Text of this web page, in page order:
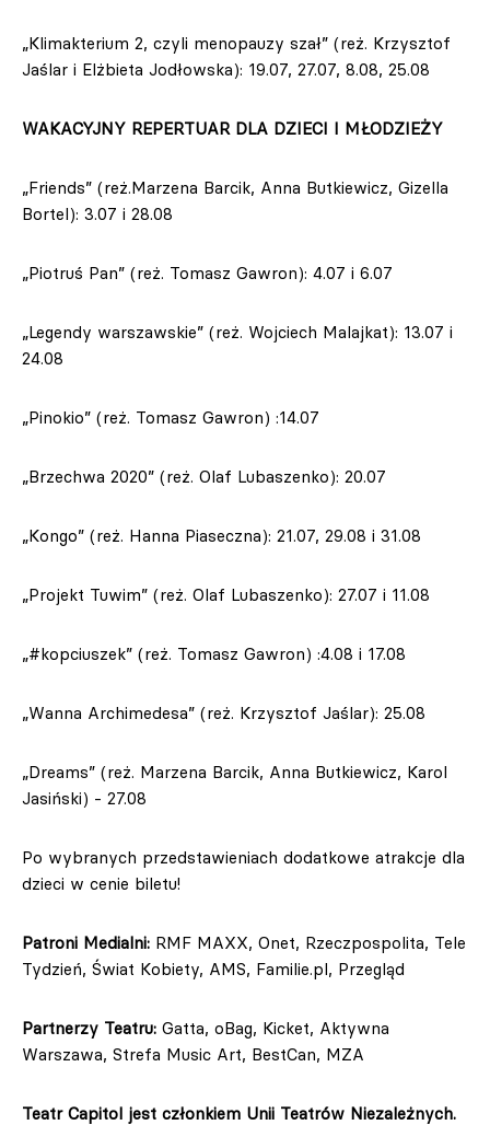
„Klimakterium 2, czyli menopauzy szał” (reż. Krzysztof
Jaślar i Elżbieta Jodłowska): 19.07, 27.07, 8.08, 25.08
WAKACYJNY REPERTUAR DLA DZIECI I MŁODZIEŻY
„Friends” (reż.Marzena Barcik, Anna Butkiewicz, Gizella
Bortel): 3.07 i 28.08
„Piotruś Pan” (reż. Tomasz Gawron): 4.07 i 6.07
„Legendy warszawskie” (reż. Wojciech Malajkat): 13.07 i
24.08
„Pinokio” (reż. Tomasz Gawron) :14.07
„Brzechwa 2020” (reż. Olaf Lubaszenko): 20.07
„Kongo” (reż. Hanna Piaseczna): 21.07, 29.08 i 31.08
„Projekt Tuwim” (reż. Olaf Lubaszenko): 27.07 i 11.08
„#kopciuszek” (reż. Tomasz Gawron) :4.08 i 17.08
„Wanna Archimedesa” (reż. Krzysztof Jaślar): 25.08
„Dreams” (reż. Marzena Barcik, Anna Butkiewicz, Karol
Jasiński) - 27.08
Po wybranych przedstawieniach dodatkowe atrakcje dla
dzieci w cenie biletu!
Patroni Medialni: RMF MAXX, Onet, Rzeczpospolita, Tele
Tydzień, Świat Kobiety, AMS, Familie.pl, Przegląd
Partnerzy Teatru: Gatta, oBag, Kicket, Aktywna
Warszawa, Strefa Music Art, BestCan, MZA
Teatr Capitol jest członkiem Unii Teatrów Niezależnych.